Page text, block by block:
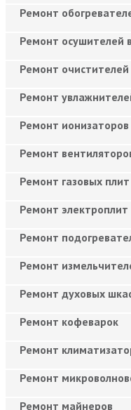
Ремонт
Ремонт осушителей
Ремонт очистителей
Ремонт
Ремонт ионизаторов
Ремонт
Ремонт газовых плит
Ремонт электроплит
Ремонт
Ремонт
Ремонт духовых
Ремонт кофеварок
Ремонт
Ремонт
Ремонт майнеров